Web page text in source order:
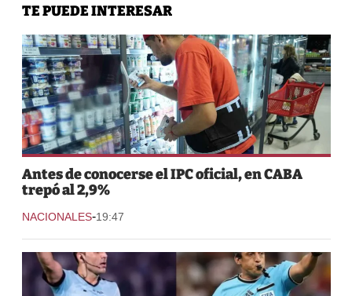
TE PUEDE INTERESAR
Antes de conocerse el IPC oficial, en CABA
trepó al 2,9%
NACIONALES-19:47